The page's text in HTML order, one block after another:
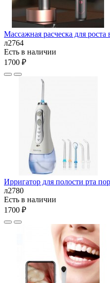
Массажная расческа для роста
л2764
Есть в наличии
1700 ₽
Ирригатор для полости рта
л2780
Есть в наличии
1700 ₽